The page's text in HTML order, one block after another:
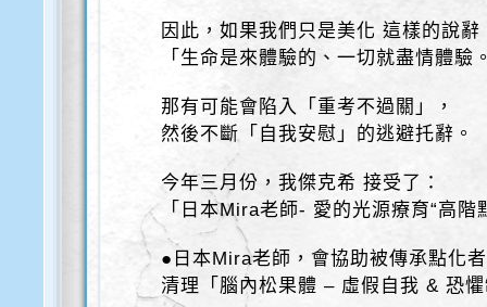
因此，如果我們只是美化 這樣的說辭
「生命是來體驗的、一切就盡情體驗
那有可能會陷入「重考不過關」，
然後不斷「自我安慰」的逃避托辭。
今年三月份，我傑克希 接受了：
「日本Mira老師- 愛的光源療育“高階
●日本Mira老師，會協助被傳承點化
清理「腦內松果體 – 虛假自我 & 恐